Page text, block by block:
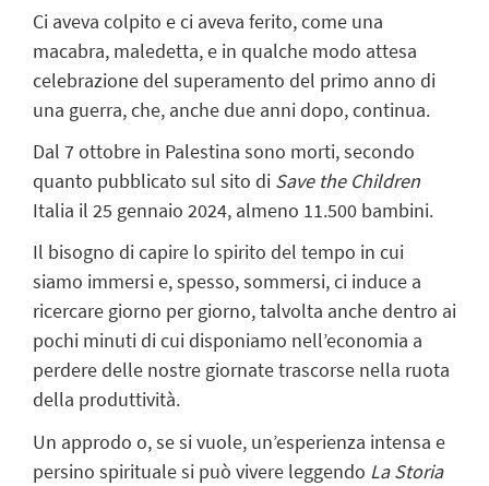
Ci aveva colpito e ci aveva ferito, come una
macabra, maledetta, e in qualche modo attesa
celebrazione del superamento del primo anno di
una guerra, che, anche due anni dopo, continua.
Dal 7 ottobre in Palestina sono morti, secondo
quanto pubblicato sul sito di Save the Children
Italia il 25 gennaio 2024, almeno 11.500 bambini.
Il bisogno di capire lo spirito del tempo in cui
siamo immersi e, spesso, sommersi, ci induce a
ricercare giorno per giorno, talvolta anche dentro ai
pochi minuti di cui disponiamo nell’economia a
perdere delle nostre giornate trascorse nella ruota
della produttività.
Un approdo o, se si vuole, un’esperienza intensa e
persino spirituale si può vivere leggendo La Storia